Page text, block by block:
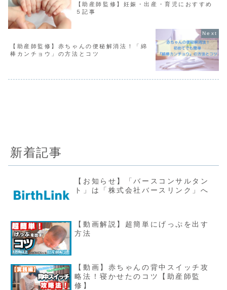
【助産師監修】妊娠・出産・育児におすすめ
５記事
【助産師監修】赤ちゃんの便秘解消法！「綿
棒カンチョウ」の方法とコツ
新着記事
【お知らせ】「バースコンサルタン
ト」は「株式会社バースリンク」へ
【動画解説】超簡単にげっぷを出す
方法
【動画】赤ちゃんの背中スイッチ攻
略法！寝かせたのコツ【助産師監
修】